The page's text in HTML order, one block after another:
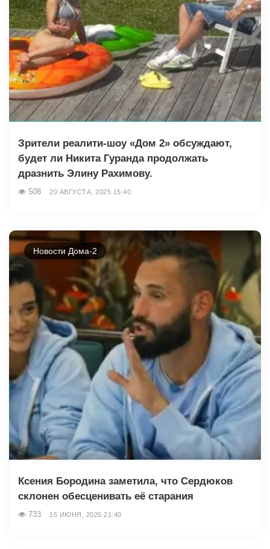
Зрители реалити-шоу «Дом 2» обсуждают,
будет ли Никита Гуранда продолжать
дразнить Элину Рахимову.
508 20 АВГУСТА, 2025 15:40
Новости Дома-2
Ксения Бородина заметила, что Сердюков
склонен обесценивать её старания
733 15 ИЮНЯ, 2025 21:40